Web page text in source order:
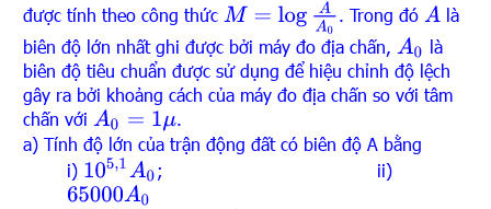
được tính theo công thức M= log AA0 . Trong đó A là
biên độ lớn nhất ghi được bởi máy đo địa chấn, A0
là
biên độ tiêu chuẩn được sử dụng để hiệu chỉnh độ lệch
gây ra bởi khoảng cách của máy đo địa chấn so với tâm
chấn với A0= 1μ
.
a) Tính độ lớn của trận động đất có biên độ A bằng
i) 105,1 A0 ; ii)
65000A0